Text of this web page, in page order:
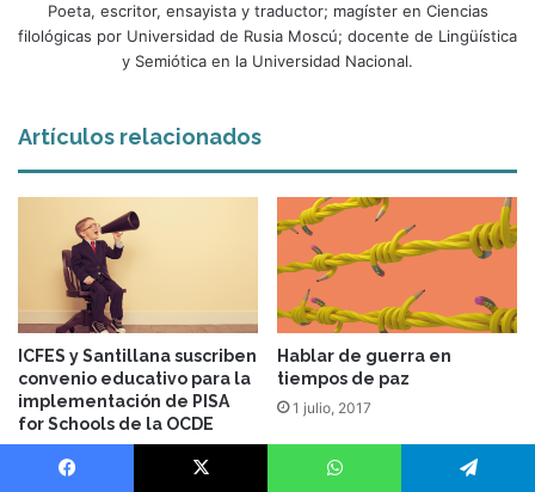
Poeta, escritor, ensayista y traductor; magíster en Ciencias
filológicas por Universidad de Rusia Moscú; docente de Lingüística
y Semiótica en la Universidad Nacional.
Artículos relacionados
ICFES y Santillana suscriben
convenio educativo para la
implementación de PISA
for Schools de la OCDE
Hablar de guerra en
tiempos de paz
1 julio, 2017